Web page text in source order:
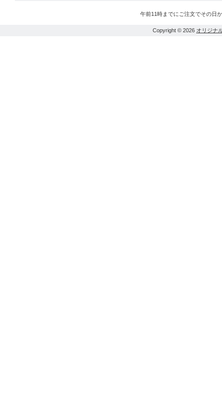
午前11時までにご注文でその日
Copyright © 2026 オリジナ